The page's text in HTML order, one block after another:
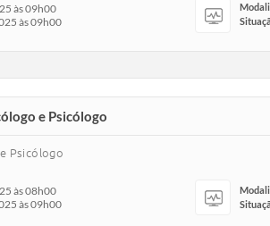
às 09h00
às 09h00
e Psicólogo
Psicólogo
às 08h00
às 09h00